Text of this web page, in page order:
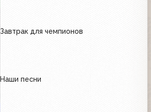
Завтрак для чемпионов
Наши песни